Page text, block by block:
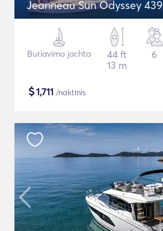
Jeanneau Sun Odyssey 439
Buriavimo jachta
44 ft
13 m
6
$1,711 /naktinis